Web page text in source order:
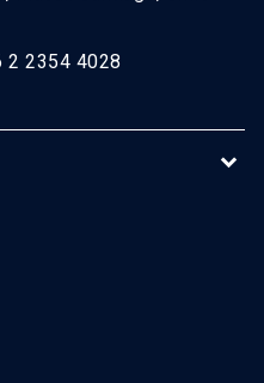
2 2354 4028